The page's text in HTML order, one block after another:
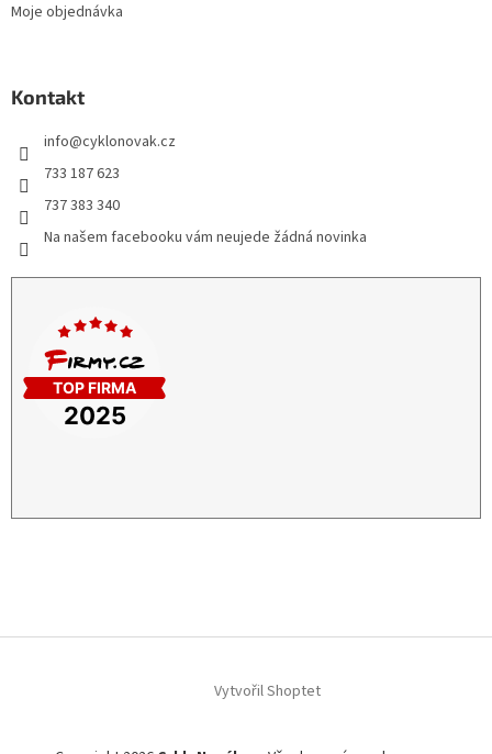
Moje objednávka
Kontakt
info@cyklonovak.cz
733 187 623
737 383 340
Na našem facebooku vám neujede žádná novinka
Vytvořil Shoptet